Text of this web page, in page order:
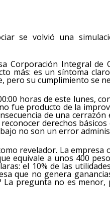
se volvió una
Corporación Integral de
más: es un síntoma
pero su cumplimiento se
horas de este lunes,
fue producto de la
de una
derechos
no son un error
revelador. La
equivale a unos 400
el 10% de las
que no genera
La pregunta no es